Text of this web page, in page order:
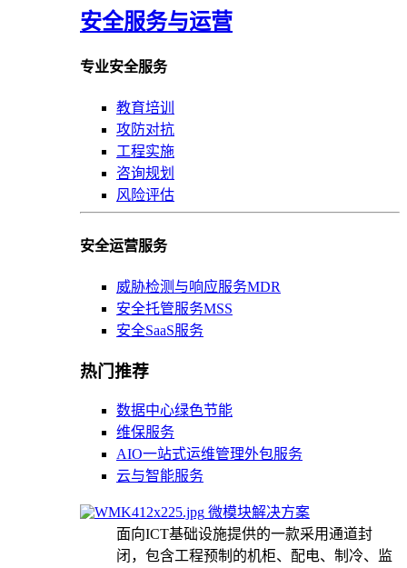
安全服务与运营
专业安全服务
教育培训
攻防对抗
工程实施
咨询规划
风险评估
安全运营服务
威胁检测与响应服务MDR
安全托管服务MSS
安全SaaS服务
热门推荐
数据中心绿色节能
维保服务
AIO一站式运维管理外包服务
云与智能服务
微模块解决方案
面向ICT基础设施提供的一款采用通道封
闭，包含工程预制的机柜、配电、制冷、监